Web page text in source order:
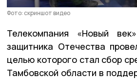
Фото: скриншот видео
Телекомпания «Новый
защитника Отечества
целью которого стал сбор
Тамбовской области в